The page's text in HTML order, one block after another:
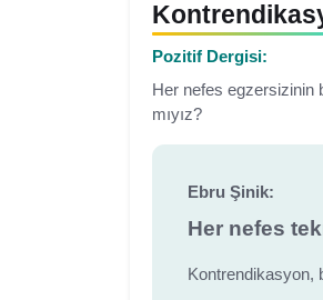
Pozitif Dergisi:
Her nefes egzersizinin
mıyız?
Ebru Şinik:
Her nefes
Kontrendikasyon,